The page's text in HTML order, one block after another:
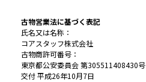
古物営業法に基づく表記
氏名又は名称：
コアスタッフ株式会社
古物商許可番号：
東京都公安委員会 第305511408430号
交付 平成26年10月7日